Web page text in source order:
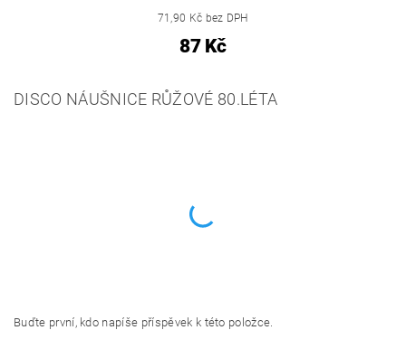
71,90 Kč bez DPH
87 Kč
DISCO NÁUŠNICE RŮŽOVÉ 80.LÉTA
Buďte první, kdo napíše příspěvek k této položce.